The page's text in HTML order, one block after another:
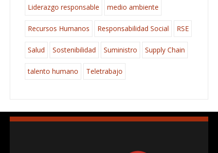
Liderazgo responsable medio ambiente
Recursos Humanos Responsabilidad Social RSE
Salud Sostenibilidad Suministro Supply Chain
talento humano Teletrabajo